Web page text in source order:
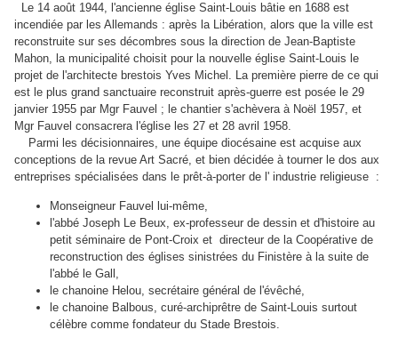
Le 14 août 1944, l'ancienne église Saint-Louis bâtie en 1688 est
incendiée par les Allemands : après la Libération, alors que la ville est
reconstruite sur ses décombres sous la direction de Jean-Baptiste
Mahon, la municipalité choisit pour la nouvelle église Saint-Louis le
projet de l'architecte brestois Yves Michel. La première pierre de ce qui
est le plus grand sanctuaire reconstruit après-guerre est posée le 29
janvier 1955 par Mgr Fauvel ; le chantier s'achèvera à Noël 1957, et
Mgr Fauvel consacrera l'église les 27 et 28 avril 1958.
Parmi les décisionnaires, une équipe diocésaine est acquise aux
conceptions de la revue Art Sacré, et bien décidée à tourner le dos aux
entreprises spécialisées dans le prêt-à-porter de l' industrie religieuse :
Monseigneur Fauvel lui-même,
l'abbé Joseph Le Beux, ex-professeur de dessin et d'histoire au
petit séminaire de Pont-Croix et directeur de la Coopérative de
reconstruction des églises sinistrées du Finistère à la suite de
l'abbé le Gall,
le chanoine Helou, secrétaire général de l'évêché,
le chanoine Balbous, curé-archiprêtre de Saint-Louis surtout
célèbre comme fondateur du Stade Brestois.